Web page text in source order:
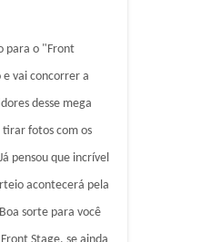
para o "Front
vai concorrer a
desse mega
tirar fotos com os
pensou que incrível
acontecerá pela
sorte para você